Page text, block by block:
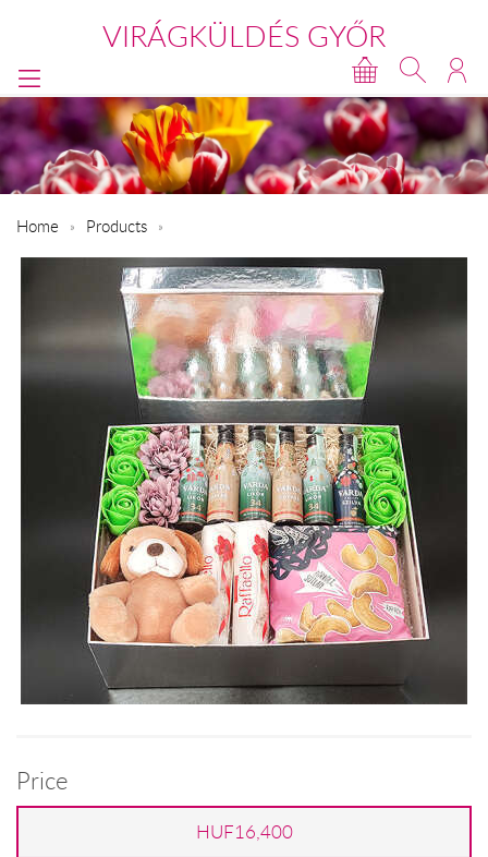
VIRÁGKÜLDÉS GYŐR
Home Products
Price
HUF16,400